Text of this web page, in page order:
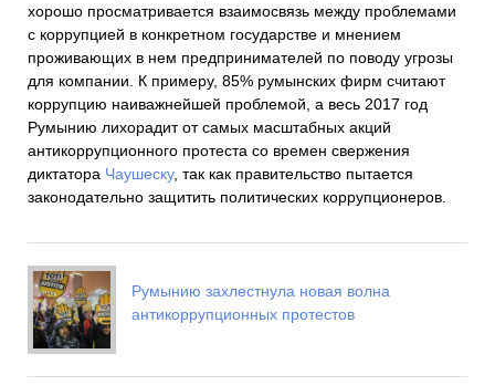
хорошо просматривается взаимосвязь между проблемами
с коррупцией в конкретном государстве и мнением
проживающих в нем предпринимателей по поводу угрозы
для компании. К примеру, 85% румынских фирм считают
коррупцию наиважнейшей проблемой, а весь 2017 год
Румынию лихорадит от самых масштабных акций
антикоррупционного протеста со времен свержения
диктатора Чаушеску, так как правительство пытается
законодательно защитить политических коррупционеров.
Румынию захлестнула новая волна
антикоррупционных протестов